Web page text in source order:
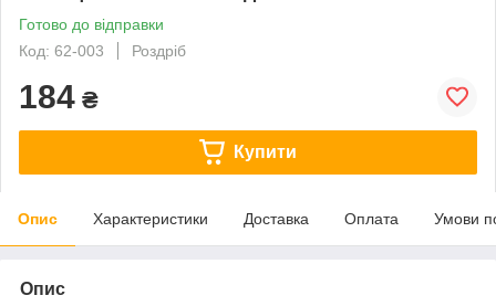
Готово до відправки
Код: 62-003
Роздріб
184 ₴
Купити
Опис Характеристики Доставка Оплата Умови
Опис